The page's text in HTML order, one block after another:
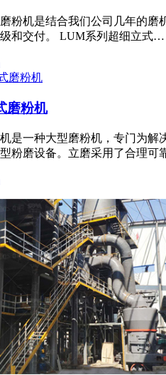
粉机是结合我们公司几年的
和交付。 LUM系列超细立式…
磨粉机
是一种大型磨粉机，专门为
粉磨设备。立磨采用了合理可